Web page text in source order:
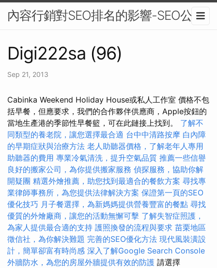
內容行銷對SEO排名的影響-SEO公司
Digi222sa (96)
Sep 21, 2013
Cabinka Weekend Holiday House或私人工作室 價格不包
括早餐，但應要求，我們的合作夥伴供應商，Apple按鈕的
當地生產港的季節性早餐籃，可在此鏈接上找到。 了解不
同類型的養老院，讓您選擇最合適 台中中清路按摩 白內障
的早期症狀與治療方法 老人助聽器價格，了解老年人專用
助聽器的費用 專業冷氣清洗，提升空氣品質 推薦一些信譽
良好的搬家公司，為你提供搬家服務 偵探服務，協助你解
開疑團 精選外燴推薦，助您找到最適合的餐飲方案 尋找專
業律師事務所，為您提供法律解決方案 保證第一頁的SEO
優化技巧 月子餐選擇，為新媽媽提供營養豐富的餐點 尋找
優質的外燴廠商，讓您的活動無懈可擊 了解失智症照護，
為家人提供最合適的支持 護照換發的流程與要求 苗栗地區
徵信社，為你解決難題 完善的SEO優化方法 現代風裝潢設
計，簡單卻富有時尚感 深入了解Google Search Console
外牆防水，為您的房屋外牆提供有效的防護 請選擇